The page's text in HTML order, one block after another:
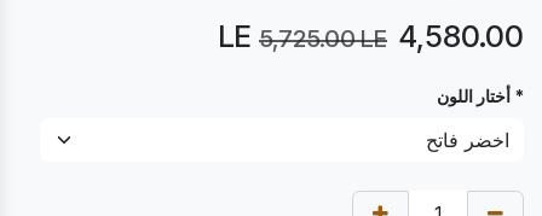
4,580.00
5,725.00LE
* أختار اللون